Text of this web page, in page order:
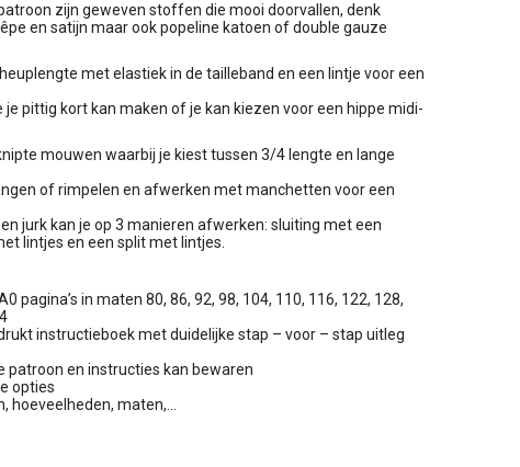
zijn geweven stoffen die mooi doorvallen, denk
en satijn maar ook popeline katoen of double gauze
met elastiek in de tailleband en een lintje voor een
je pittig kort kan maken of je kan kiezen voor een hippe midi-
mouwen waarbij je kiest tussen 3/4 lengte en lange
of rimpelen en afwerken met manchetten voor een
jurk kan je op 3 manieren afwerken: sluiting met een
lintjes en een split met lintjes.
pagina’s in maten 80, 86, 92, 98, 104, 110, 116, 122, 128,
instructieboek met duidelijke stap – voor – stap uitleg
patroon en instructies kan bewaren
opties
hoeveelheden, maten,…